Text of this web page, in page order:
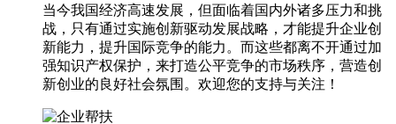
当今我国经济高速发展，但面临着国内外诸多压力和挑
战，只有通过实施创新驱动发展战略，才能提升企业创
新能力，提升国际竞争的能力。而这些都离不开通过加
强知识产权保护，来打造公平竞争的市场秩序，营造创
新创业的良好社会氛围。欢迎您的支持与关注！